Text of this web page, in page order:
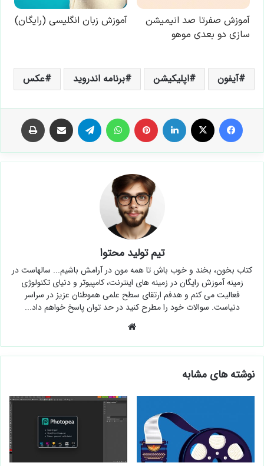
آیفون اپلیکیشن برنامه اندروید عکس
فیس بوک لینکدین ‫پین‌ترست تلگرام اشتراک گذاری از طریق ایمیل
تیم تولید محتوا
کتاب بخون، بخند و خوب باش تا همه مون در آرامش باشیم... سالهاست در
زمینه آموزش رایگان در زمینه های اینترنت، کامپیوتر و دنیای تکنولوژی
فعالیت می کنم و هدفم ارتقای سطح علمی هموطنان عزیز در سراسر
دنیاست. سوالات خود را مطرح کنید در حد توان پاسخ خواهم داد...
نوشته های مشابه